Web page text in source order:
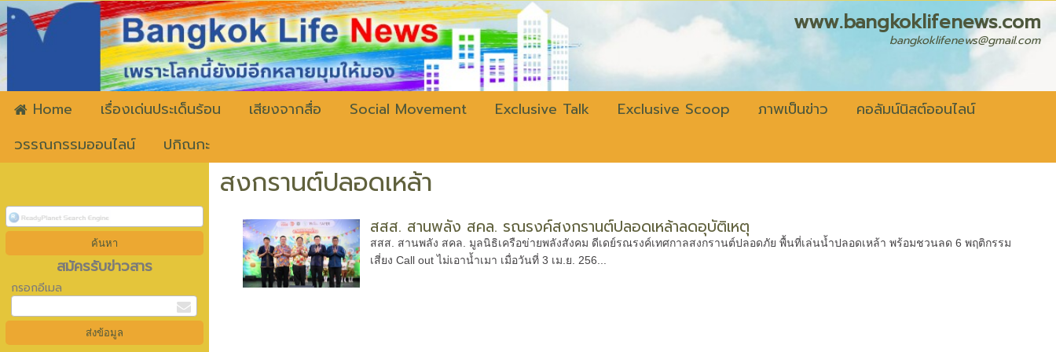
www.bangkoklifenews.com
bangkoklifenews@gmail.com
Home เรื่องเด่นประเด็นร้อน เสียงจากสื่อ Social Movement Exclusive Talk Exclusive Scoop ภาพเป็นข่าว
คอลัมน์นิสต์ออนไลน์
วรรณกรรมออนไลน์
ปกิณกะ
สมัครรับข่าวสาร
กรอกอีเมล
สงกรานต์ปลอดเหล้า
สสส. สานพลัง สคล. รณรงค์สงกรานต์ปลอดเหล้าลดอุบัติเหตุ
สสส. สานพลัง สคล. มูลนิธิเครือข่ายพลังสังคม ดีเดย์รณรงค์เทศกาลสงกรานต์ปลอดภัย พื้นที่เล่นน้ำปลอดเหล้า พร้อมชวนลด 6 พฤติกรรม
เสี่ยง Call out ไม่เอาน้ำเมา เมื่อวันที่ 3 เม.ย. 256...